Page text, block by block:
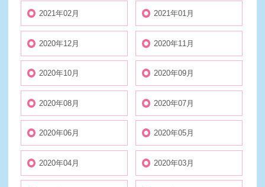
2021年02月 2021年01月
2020年12月 2020年11月
2020年10月 2020年09月
2020年08月 2020年07月
2020年06月 2020年05月
2020年04月 2020年03月